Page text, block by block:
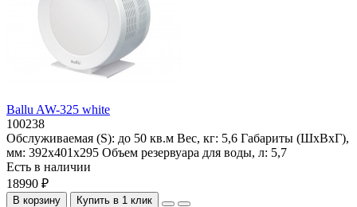
Ballu AW-325 white
100238
Обслуживаемая (S): до 50 кв.м Вес, кг: 5,6 Габариты (ШхВхГ),
мм: 392х401х295 Объем резервуара для воды, л: 5,7
Есть в наличии
18990 ₽
В корзину Купить в 1 клик